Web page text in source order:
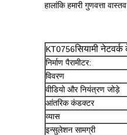
हालांकि हमारी गुणवत्ता
KT0756सियामी
निर्माण पैरामीटर:
विवरण
वीडियो और नियंत्रण जोड़े
आंतरिक कंडक्टर
व्यास
इन्सुलेशन सामग्री